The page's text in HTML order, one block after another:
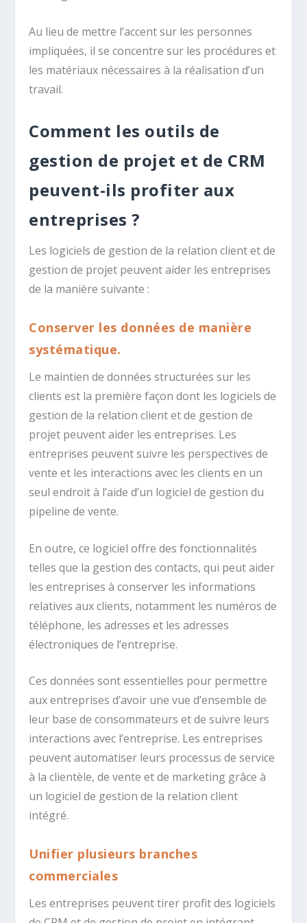
Au lieu de mettre l’accent sur les personnes
impliquées, il se concentre sur les procédures et
les matériaux nécessaires à la réalisation d’un
travail.
Comment les outils de
gestion de projet et de CRM
peuvent-ils profiter aux
entreprises ?
Les logiciels de gestion de la relation client et de
gestion de projet peuvent aider les entreprises
de la manière suivante :
Conserver les données de manière
systématique.
Le maintien de données structurées sur les
clients est la première façon dont les logiciels de
gestion de la relation client et de gestion de
projet peuvent aider les entreprises. Les
entreprises peuvent suivre les perspectives de
vente et les interactions avec les clients en un
seul endroit à l’aide d’un logiciel de gestion du
pipeline de vente.
En outre, ce logiciel offre des fonctionnalités
telles que la gestion des contacts, qui peut aider
les entreprises à conserver les informations
relatives aux clients, notamment les numéros de
téléphone, les adresses et les adresses
électroniques de l’entreprise.
Ces données sont essentielles pour permettre
aux entreprises d’avoir une vue d’ensemble de
leur base de consommateurs et de suivre leurs
interactions avec l’entreprise. Les entreprises
peuvent automatiser leurs processus de service
à la clientèle, de vente et de marketing grâce à
un logiciel de gestion de la relation client
intégré.
Unifier plusieurs branches
commerciales
Les entreprises peuvent tirer profit des logiciels